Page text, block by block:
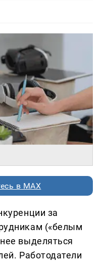
в MAX
за
(«белым
выделяться
Работодатели